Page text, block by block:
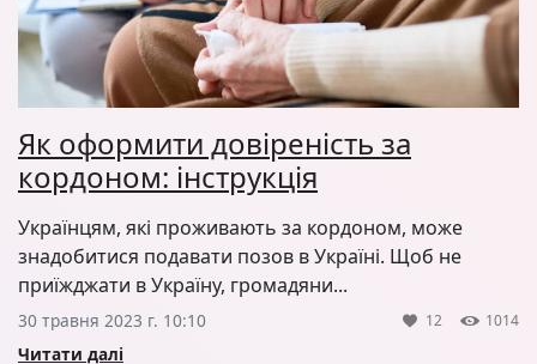
Як оформити довіреність за
кордоном: інструкція
Українцям, які проживають за кордоном, може
знадобитися подавати позов в Україні. Щоб не
приїжджати в Україну, громадяни...
30 травня 2023 г. 10:10 12 1014
Читати далі